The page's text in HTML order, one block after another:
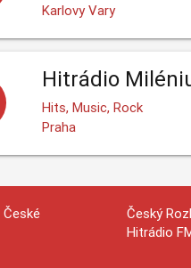
Karlovy Vary
Hitrádio
Hits, Music, Rock
Praha
Český
Hitrádio